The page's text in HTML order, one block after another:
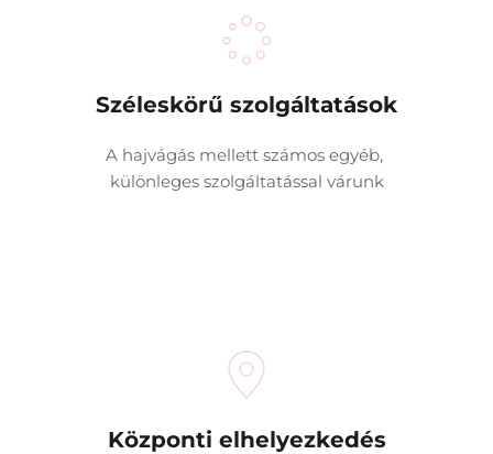
Széleskörű szolgáltatások
A hajvágás mellett számos egyéb,
különleges szolgáltatással várunk
Központi elhelyezkedés